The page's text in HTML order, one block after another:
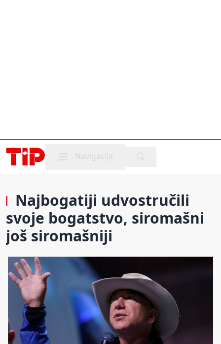
Mobile menu
Navigacija
Najbogatiji udvostručili
svoje bogatstvo, siromašni
još siromašniji